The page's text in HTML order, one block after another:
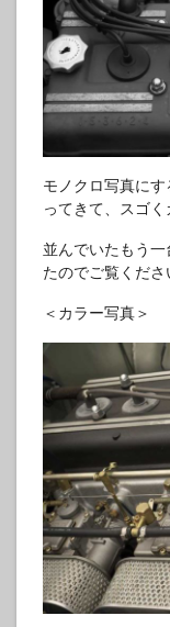
モノクロ写真に
ってきて、スゴく
並んでいたもう一
たのでご覧くださ
＜カラー写真＞